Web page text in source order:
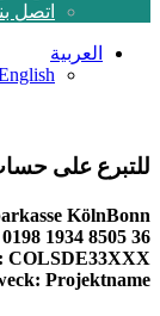
اتصل
العربية
للتبرع على
KölnBonn
1934 8505 36
COLSDE33XXX
Projektname